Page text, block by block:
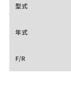
型式
年式
F/R